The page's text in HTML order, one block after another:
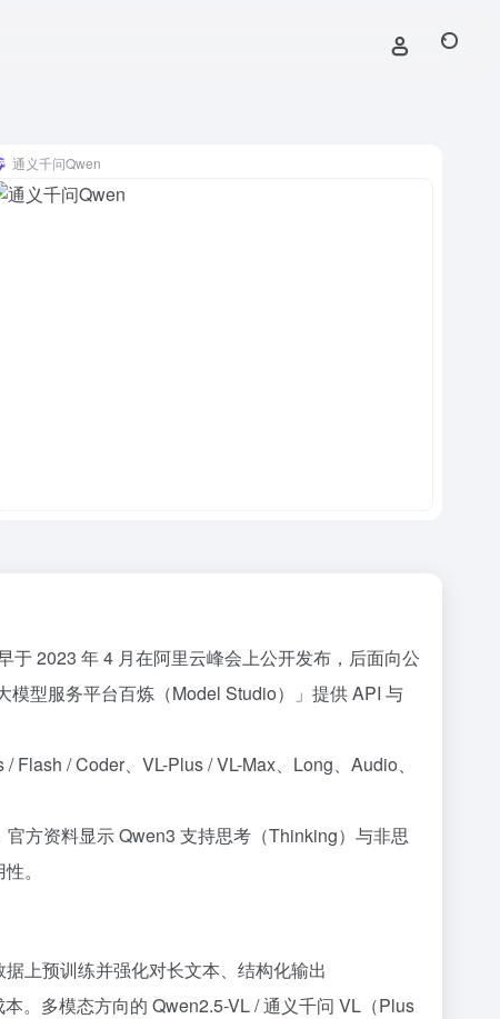
通义千问Qwen
于 2023 年 4 月在阿里云峰会上公开发布，后面向公
型服务平台百炼（Model Studio）」提供 API 与
/ Coder、VL-Plus / VL-Max、Long、Audio、
方资料显示 Qwen3 支持思考（Thinking）与非思
。
上预训练并强化对长文本、结构化输出
。多模态方向的 Qwen2.5-VL / 通义千问 VL（Plus